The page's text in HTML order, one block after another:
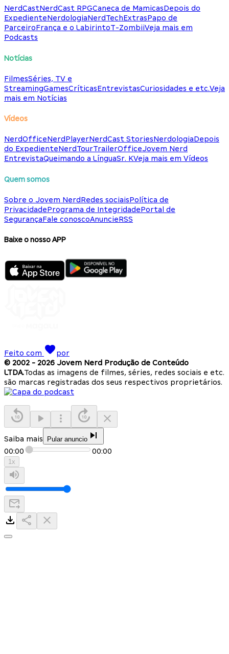
NerdCastNerdCast RPGCaneca de MamicasDepois do
ExpedienteNerdologiaNerdTechExtrasPapo de
ParceiroFrança e o LabirintoT-ZombiiVeja mais em
Podcasts
Notícias
FilmesSéries, TV e
StreamingGamesCríticasEntrevistasCuriosidades e etc.Veja
mais em Notícias
Vídeos
NerdOfficeNerdPlayerNerdCast StoriesNerdologiaDepois
do ExpedienteNerdTourTrailerOfficeJovem Nerd
EntrevistaQueimando a LínguaSr. KVeja mais em Vídeos
Quem somos
Sobre o Jovem NerdRedes sociaisPolítica de
PrivacidadePrograma de IntegridadePortal de
SegurançaFale conoscoAnuncieRSS
Baixe o nosso APP
Feito com
por
© 2002 - 2026 Jovem Nerd Produção de Conteúdo
LTDA.Todas as imagens de filmes, séries, redes sociais e etc.
são marcas registradas dos seus respectivos proprietários.
Saiba mais Pular anuncio
00:00 00:00
1x